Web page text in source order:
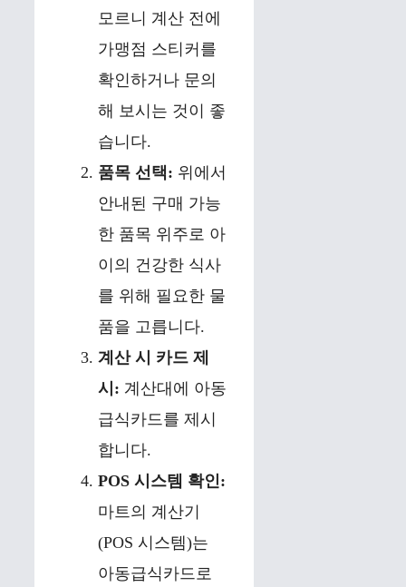
모르니 계산 전에
가맹점 스티커를
확인하거나 문의
해 보시는 것이 좋
습니다.
품목 선택: 위에서
안내된 구매 가능
한 품목 위주로 아
이의 건강한 식사
를 위해 필요한 물
품을 고릅니다.
계산 시 카드 제
시: 계산대에 아동
급식카드를 제시
합니다.
POS 시스템 확인:
마트의 계산기
(POS 시스템)는
아동급식카드로